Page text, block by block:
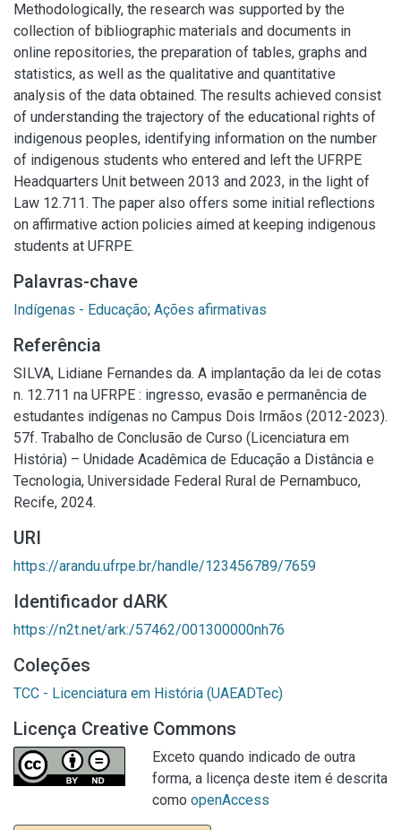
Methodologically, the research was supported by the
collection of bibliographic materials and documents in
online repositories, the preparation of tables, graphs and
statistics, as well as the qualitative and quantitative
analysis of the data obtained. The results achieved consist
of understanding the trajectory of the educational rights of
indigenous peoples, identifying information on the number
of indigenous students who entered and left the UFRPE
Headquarters Unit between 2013 and 2023, in the light of
Law 12.711. The paper also offers some initial reflections
on affirmative action policies aimed at keeping indigenous
students at UFRPE.
Palavras-chave
Indígenas - Educação; Ações afirmativas
Referência
SILVA, Lidiane Fernandes da. A implantação da lei de cotas
n. 12.711 na UFRPE : ingresso, evasão e permanência de
estudantes indígenas no Campus Dois Irmãos (2012-2023).
57f. Trabalho de Conclusão de Curso (Licenciatura em
História) – Unidade Acadêmica de Educação a Distância e
Tecnologia, Universidade Federal Rural de Pernambuco,
Recife, 2024.
URI
https://arandu.ufrpe.br/handle/123456789/7659
Identificador dARK
https://n2t.net/ark:/57462/001300000nh76
Coleções
TCC - Licenciatura em História (UAEADTec)
Licença Creative Commons
Exceto quando indicado de outra
forma, a licença deste item é descrita
como openAccess